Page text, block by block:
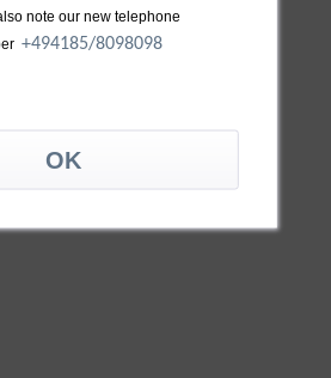
note our new telephone
+494185/8098098